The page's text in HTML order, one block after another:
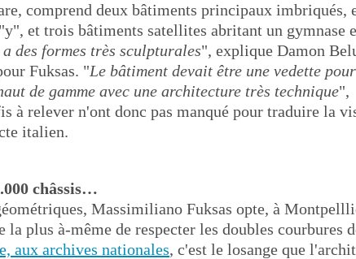
comprend deux bâtiments principaux imbriqués,
et trois bâtiments satellites abritant un gymnase
des formes très sculpturales", explique Damon
Fuksas. "Le bâtiment devait être une vedette
de gamme avec une architecture très technique",
à relever n'ont donc pas manqué pour traduire la
italien.
châssis…
Massimiliano Fuksas opte, à
plus à-même de respecter les doubles courbures
aux archives nationales, c'est le losange que